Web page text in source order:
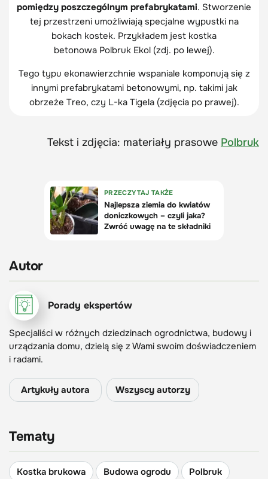
pomiędzy poszczególnym prefabrykatami. Stworzenie
tej przestrzeni umożliwiają specjalne wypustki na
bokach kostek. Przykładem jest kostka
betonowa Polbruk Ekol (zdj. po lewej).
Tego typu ekonawierzchnie wspaniale komponują się z
innymi prefabrykatami betonowymi, np. takimi jak
obrzeże Treo, czy L-ka Tigela (zdjęcia po prawej).
Tekst i zdjęcia: materiały prasowe Polbruk
Autor
Porady ekspertów
Specjaliści w różnych dziedzinach ogrodnictwa, budowy i
urządzania domu, dzielą się z Wami swoim doświadczeniem
i radami.
Artykuły autora Wszyscy autorzy
Tematy
Kostka brukowa Budowa ogrodu Polbruk